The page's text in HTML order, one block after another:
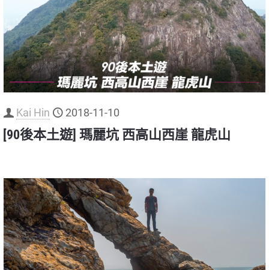
Kai Hin 2018-11-10
[90後本土遊] 瑪麗坑 西高山西崖 龍虎山